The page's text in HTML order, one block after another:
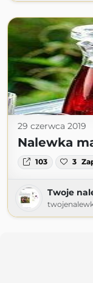
29 czerwca 2019
Nalewka
103 3
Twoje